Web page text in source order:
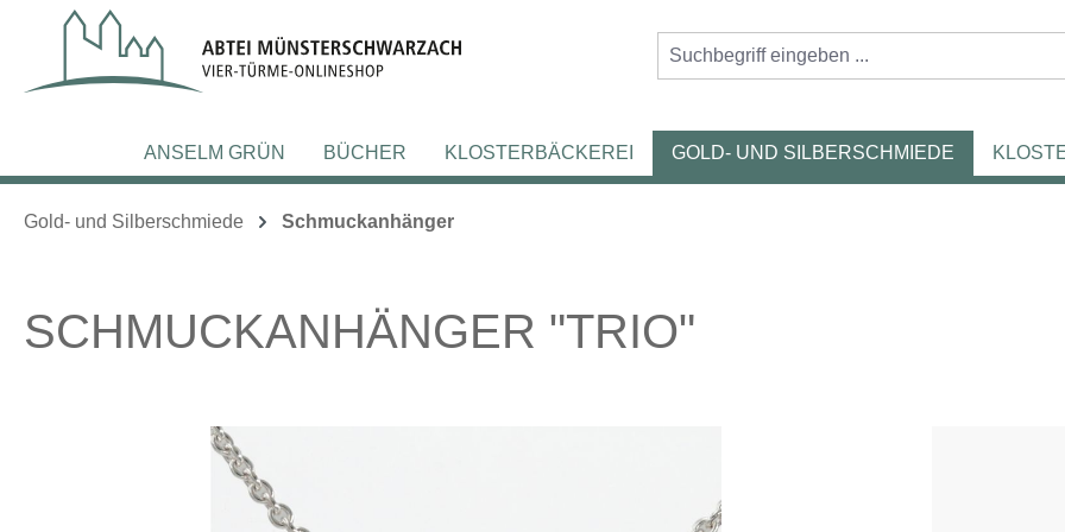
Hauptinhalt springen
Zur Suche springen
Zur Hauptnavigation springen
ANSELM GRÜN BÜCHER KLOSTERBÄCKEREI GOLD- UND SILBERSCHMIEDE
Gold- und Silberschmiede Schmuckanhänger
SCHMUCKANHÄNGER "TRIO"
Bildergalerie überspringen